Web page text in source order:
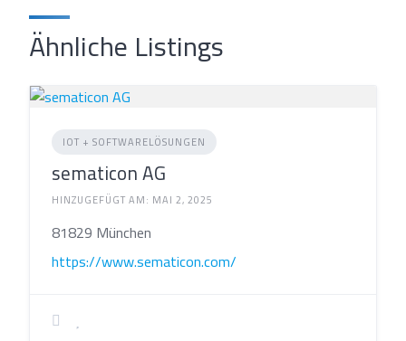
Ähnliche Listings
IOT + SOFTWARELÖSUNGEN
sematicon AG
HINZUGEFÜGT AM: MAI 2, 2025
81829 München
https://www.sematicon.com/